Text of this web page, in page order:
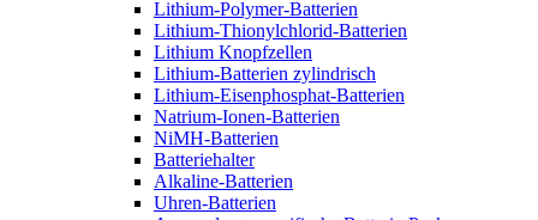
Lithium-Polymer-Batterien
Lithium-Thionylchlorid-Batterien
Lithium Knopfzellen
Lithium-Batterien zylindrisch
Lithium-Eisenphosphat-Batterien
Natrium-Ionen-Batterien
NiMH-Batterien
Batteriehalter
Alkaline-Batterien
Uhren-Batterien